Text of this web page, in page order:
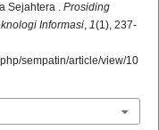
Sejahtera . Prosiding
Informasi, 1(1), 237-
sempatin/article/view/10